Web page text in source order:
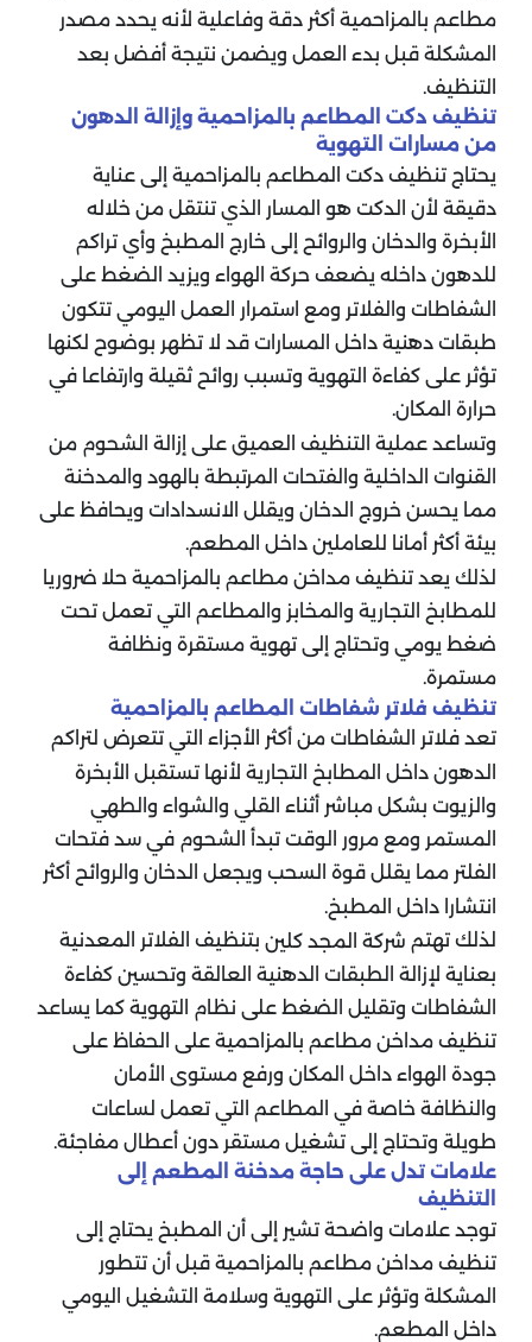
مطاعم بالمزاحمية أكثر دقة وفاعلية لأنه يحدد مصدر
المشكلة قبل بدء العمل ويضمن نتيجة أفضل بعد
التنظيف.
تنظيف دكت المطاعم بالمزاحمية وإزالة الدهون
من مسارات التهوية
يحتاج تنظيف دكت المطاعم بالمزاحمية إلى عناية
دقيقة لأن الدكت هو المسار الذي تنتقل من خلاله
الأبخرة والدخان والروائح إلى خارج المطبخ وأي تراكم
للدهون داخله يضعف حركة الهواء ويزيد الضغط على
الشفاطات والفلاتر ومع استمرار العمل اليومي تتكون
طبقات دهنية داخل المسارات قد لا تظهر بوضوح لكنها
تؤثر على كفاءة التهوية وتسبب روائح ثقيلة وارتفاعا في
حرارة المكان.
وتساعد عملية التنظيف العميق على إزالة الشحوم من
القنوات الداخلية والفتحات المرتبطة بالهود والمدخنة
مما يحسن خروج الدخان ويقلل الانسدادات ويحافظ على
بيئة أكثر أمانا للعاملين داخل المطعم.
لذلك يعد تنظيف مداخن مطاعم بالمزاحمية حلا ضروريا
للمطابخ التجارية والمخابز والمطاعم التي تعمل تحت
ضغط يومي وتحتاج إلى تهوية مستقرة ونظافة
مستمرة.
تنظيف فلاتر شفاطات المطاعم بالمزاحمية
تعد فلاتر الشفاطات من أكثر الأجزاء التي تتعرض لتراكم
الدهون داخل المطابخ التجارية لأنها تستقبل الأبخرة
والزيوت بشكل مباشر أثناء القلي والشواء والطهي
المستمر ومع مرور الوقت تبدأ الشحوم في سد فتحات
الفلتر مما يقلل قوة السحب ويجعل الدخان والروائح أكثر
انتشارا داخل المطبخ.
لذلك تهتم شركة المجد كلين بتنظيف الفلاتر المعدنية
بعناية لإزالة الطبقات الدهنية العالقة وتحسين كفاءة
الشفاطات وتقليل الضغط على نظام التهوية كما يساعد
تنظيف مداخن مطاعم بالمزاحمية على الحفاظ على
جودة الهواء داخل المكان ورفع مستوى الأمان
والنظافة خاصة في المطاعم التي تعمل لساعات
طويلة وتحتاج إلى تشغيل مستقر دون أعطال مفاجئة.
علامات تدل على حاجة مدخنة المطعم إلى
التنظيف
توجد علامات واضحة تشير إلى أن المطبخ يحتاج إلى
تنظيف مداخن مطاعم بالمزاحمية قبل أن تتطور
المشكلة وتؤثر على التهوية وسلامة التشغيل اليومي
داخل المطعم.